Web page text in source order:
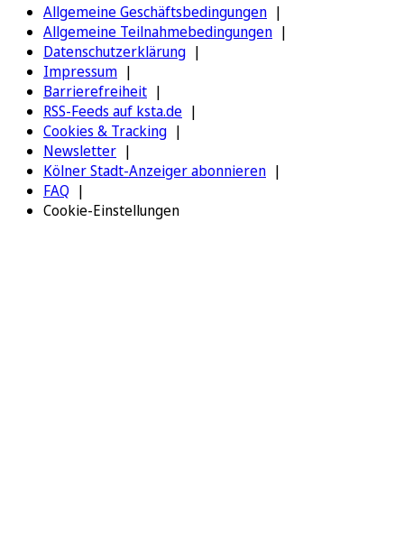
Allgemeine Geschäftsbedingungen
Allgemeine Teilnahmebedingungen
Datenschutzerklärung
Impressum
Barrierefreiheit
RSS-Feeds auf ksta.de
Cookies & Tracking
Newsletter
Kölner Stadt-Anzeiger abonnieren
FAQ
Cookie-Einstellungen